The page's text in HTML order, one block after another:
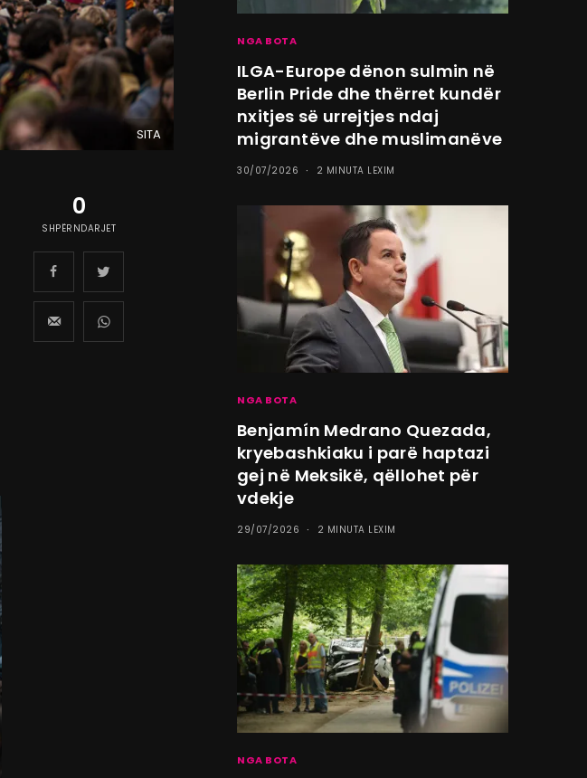
SITA
0
SHPËRNDARJET
NGA BOTA
ILGA-Europe dënon sulmin në
Berlin Pride dhe thërret kundër
nxitjes së urrejtjes ndaj
migrantëve dhe muslimanëve
30/07/2026 2 MINUTA LEXIM
NGA BOTA
Benjamín Medrano Quezada,
kryebashkiaku i parë haptazi
gej në Meksikë, qëllohet për
vdekje
29/07/2026 2 MINUTA LEXIM
NGA BOTA